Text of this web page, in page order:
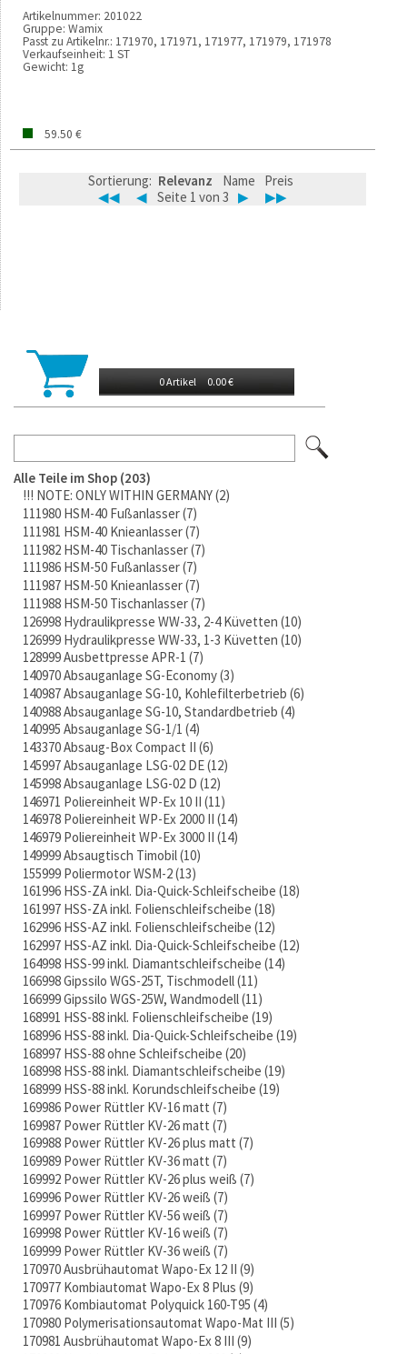
0 Artikel 0.00 €
Alle Teile im Shop 203
!!! NOTE: ONLY WITHIN GERMANY 2
111980 HSM-40 Fußanlasser 7
111981 HSM-40 Knieanlasser 7
111982 HSM-40 Tischanlasser 7
111986 HSM-50 Fußanlasser 7
111987 HSM-50 Knieanlasser 7
111988 HSM-50 Tischanlasser 7
126998 Hydraulikpresse WW-33, 2-4 Küvetten 10
126999 Hydraulikpresse WW-33, 1-3 Küvetten 10
128999 Ausbettpresse APR-1 7
140970 Absauganlage SG-Economy 3
140987 Absauganlage SG-10, Kohlefilterbetrieb 6
140988 Absauganlage SG-10, Standardbetrieb 4
140995 Absauganlage SG-1/1 4
143370 Absaug-Box Compact II 6
145997 Absauganlage LSG-02 DE 12
145998 Absauganlage LSG-02 D 12
146971 Poliereinheit WP-Ex 10 II 11
146978 Poliereinheit WP-Ex 2000 II 14
146979 Poliereinheit WP-Ex 3000 II 14
149999 Absaugtisch Timobil 10
155999 Poliermotor WSM-2 13
161996 HSS-ZA inkl. Dia-Quick-Schleifscheibe 18
161997 HSS-ZA inkl. Folienschleifscheibe 18
162996 HSS-AZ inkl. Folienschleifscheibe 12
162997 HSS-AZ inkl. Dia-Quick-Schleifscheibe 12
164998 HSS-99 inkl. Diamantschleifscheibe 14
166998 Gipssilo WGS-25T, Tischmodell 11
166999 Gipssilo WGS-25W, Wandmodell 11
168991 HSS-88 inkl. Folienschleifscheibe 19
168996 HSS-88 inkl. Dia-Quick-Schleifscheibe 19
168997 HSS-88 ohne Schleifscheibe 20
168998 HSS-88 inkl. Diamantschleifscheibe 19
168999 HSS-88 inkl. Korundschleifscheibe 19
169986 Power Rüttler KV-16 matt 7
169987 Power Rüttler KV-26 matt 7
169988 Power Rüttler KV-26 plus matt 7
169989 Power Rüttler KV-36 matt 7
169992 Power Rüttler KV-26 plus weiß 7
169996 Power Rüttler KV-26 weiß 7
169997 Power Rüttler KV-56 weiß 7
169998 Power Rüttler KV-16 weiß 7
169999 Power Rüttler KV-36 weiß 7
170970 Ausbrühautomat Wapo-Ex 12 II 9
170977 Kombiautomat Wapo-Ex 8 Plus 9
170976 Kombiautomat Polyquick 160-T95 4
170980 Polymerisationsautomat Wapo-Mat III 5
170981 Ausbrühautomat Wapo-Ex 8 III 9
Artikelnummer: 201022
Gruppe: Wamix
Passt zu Artikelnr.: 171970, 171971, 171977, 171979, 171978
Verkaufseinheit: 1 ST
Gewicht: 1g
59.50 €
Sortierung: Relevanz Name
Preis
◀◀
◀ Seite 1 von 3 ▶ ▶▶